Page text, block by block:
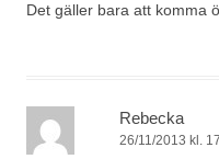
Det gäller bara att komma
Rebecka
26/11/2013 kl.